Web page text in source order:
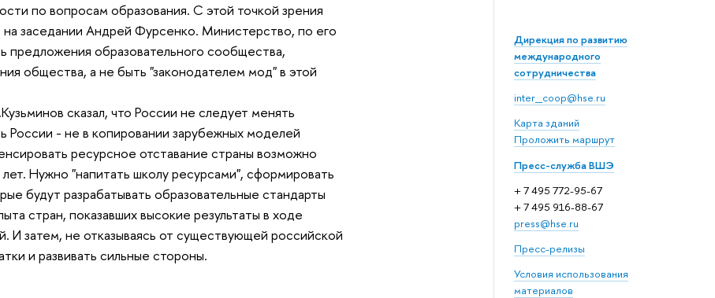
Дирекция по развитию
международного
сотрудничества
inter_coop@hse.ru
Карта зданий
Проложить маршрут
Пресс-служба ВШЭ
+ 7 495 772-95-67
+ 7 495 916-88-67
press@hse.ru
Пресс-релизы
Условия использования
материалов
по вопросам образования. С этой точкой зрения
на заседании Андрей Фурсенко. Министерство, по его
предложения образовательного сообщества,
общества, а не быть "законодателем мод" в этой
сказал, что России не следует менять
России - не в копировании зарубежных моделей
ресурсное отставание страны возможно
Нужно "напитать школу ресурсами", сформировать
будут разрабатывать образовательные стандарты
стран, показавших высокие результаты в ходе
И затем, не отказываясь от существующей российской
и развивать сильные стороны.